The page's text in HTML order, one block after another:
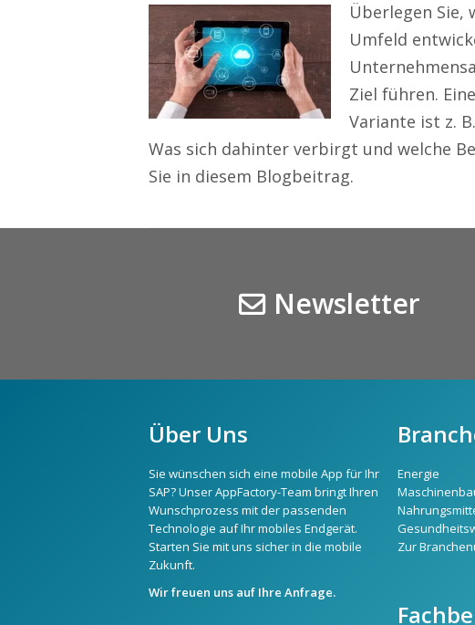
Überlegen Sie,
Umfeld
Ziel führen.
Variante ist z.
Was sich dahinter verbirgt und welche
Sie in diesem Blogbeitrag.
Newsletter
Über Uns
Sie wünschen sich eine mobile App für Ihr
SAP? Unser AppFactory-Team bringt Ihren
Wunschprozess mit der passenden
Technologie auf Ihr mobiles Endgerät.
Starten Sie mit uns sicher in die mobile
Zukunft.
Wir freuen uns auf Ihre Anfrage.
Energie
Zur